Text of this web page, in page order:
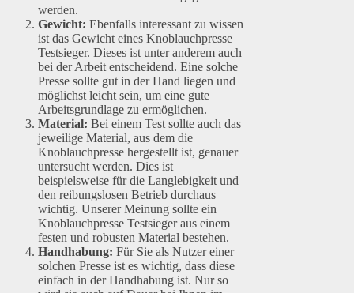
werden.
Gewicht: Ebenfalls interessant zu wissen
ist das Gewicht eines Knoblauchpresse
Testsieger. Dieses ist unter anderem auch
bei der Arbeit entscheidend. Eine solche
Presse sollte gut in der Hand liegen und
möglichst leicht sein, um eine gute
Arbeitsgrundlage zu ermöglichen.
Material: Bei einem Test sollte auch das
jeweilige Material, aus dem die
Knoblauchpresse hergestellt ist, genauer
untersucht werden. Dies ist
beispielsweise für die Langlebigkeit und
den reibungslosen Betrieb durchaus
wichtig. Unserer Meinung sollte ein
Knoblauchpresse Testsieger aus einem
festen und robusten Material bestehen.
Handhabung: Für Sie als Nutzer einer
solchen Presse ist es wichtig, dass diese
einfach in der Handhabung ist. Nur so